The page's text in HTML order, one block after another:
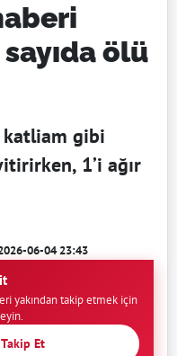
ölü
katliam gibi
1’i ağır
06-04 23:43
yakından takip etmek için
Et